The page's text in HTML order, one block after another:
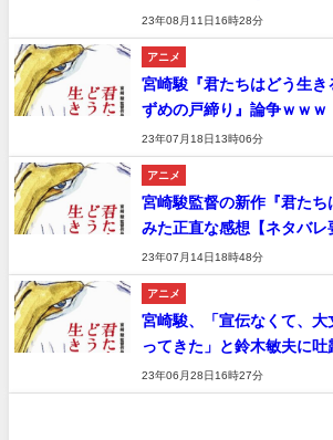
23年08月11日16時28分
アニメ
宮崎駿『君たちはどう生
ずめの戸締り』論争ｗｗｗ
23年07月18日13時06分
アニメ
宮崎駿監督の新作『君たち
みた正直な感想【ネタバレ
23年07月14日18時48分
アニメ
宮崎駿、「宣伝なくて、大
ってきた」と鈴木敏夫に吐
23年06月28日16時27分